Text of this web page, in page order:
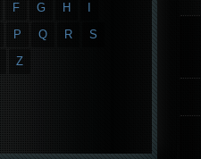
F G H
P Q R
S
Z